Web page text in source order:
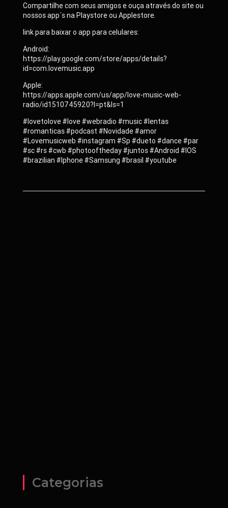
Compartilhe com seus amigos e ouça através do site ou
nossos app´s na Playstore ou Applestore.
link para baixar o app para celulares:
Android:
https://play.google.com/store/apps/details?
id=com.lovemusic.app
Apple:
https://apps.apple.com/us/app/love-music-web-
radio/id1510745920?l=pt&ls=1
#lovetolove #love #webradio #music #lentas
#romanticas #podcast #Novidade #amor
#Lovemusicweb #instagram #Sp #dueto #dance #par
#sc #rs #cwb #photooftheday #juntos #Android #IOS
#brazilian #Iphone #Samsung #brasil #youtube
Categorias